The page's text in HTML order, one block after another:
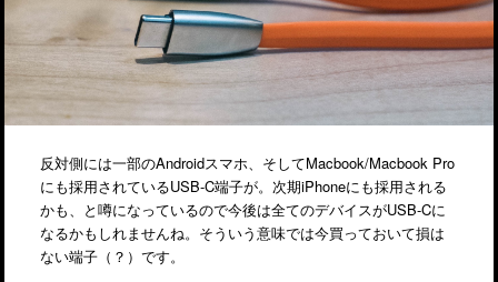
反対側には一部のAndroidスマホ、そしてMacbook/Macbook Pro
にも採用されているUSB-C端子が。次期iPhoneにも採用される
かも、と噂になっているので今後は全てのデバイスがUSB-Cに
なるかもしれませんね。そういう意味では今買っておいて損は
ない端子（？）です。